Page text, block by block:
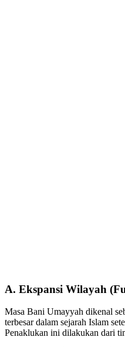
A. Ekspansi Wilayah
Masa Bani Umayyah dikenal
terbesar dalam sejarah Islam
Penaklukan ini dilakukan dari